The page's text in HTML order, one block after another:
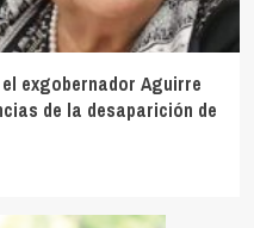
exgobernador Aguirre
de la desaparición de